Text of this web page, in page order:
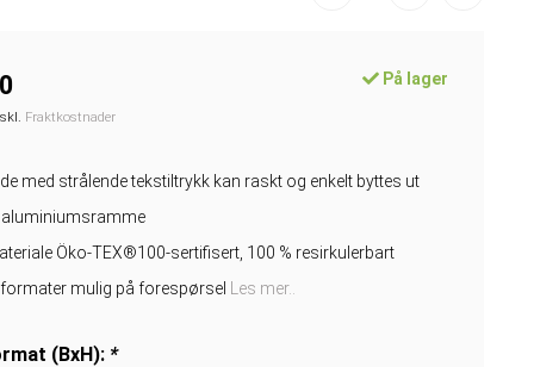
Fraktkostnader
På lager
med strålende tekstiltrykk kan raskt og enkelt byttes ut
aluminiumsramme
Öko-TEX®100-sertifisert, 100 % resirkulerbart
formater mulig på forespørsel
Les mer..
(BxH): *